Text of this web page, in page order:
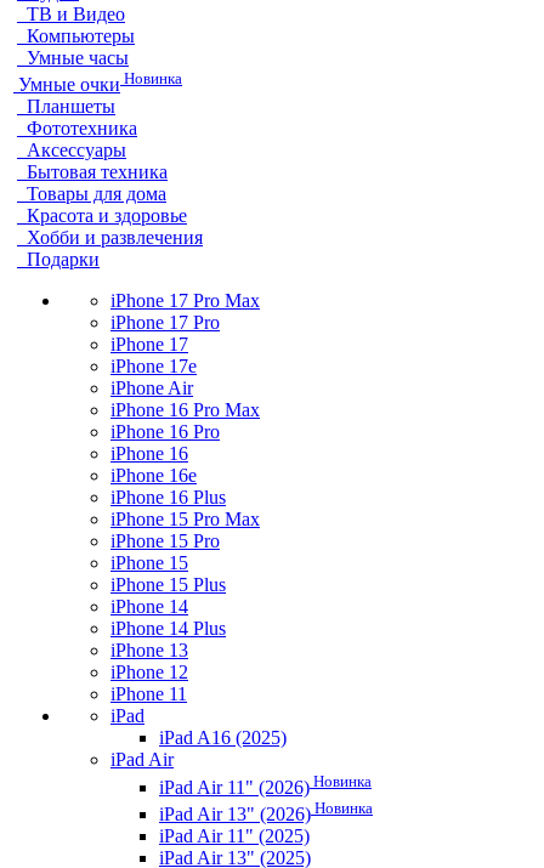
ТВ и Видео
Компьютеры
Умные часы
Умные очки Новинка
Планшеты
Фототехника
Аксессуары
Бытовая техника
Товары для дома
Красота и здоровье
Хобби и развлечения
Подарки
iPhone 17 Pro Max
iPhone 17 Pro
iPhone 17
iPhone 17e
iPhone Air
iPhone 16 Pro Max
iPhone 16 Pro
iPhone 16
iPhone 16e
iPhone 16 Plus
iPhone 15 Pro Max
iPhone 15 Pro
iPhone 15
iPhone 15 Plus
iPhone 14
iPhone 14 Plus
iPhone 13
iPhone 12
iPhone 11
iPad
iPad A16 (2025)
iPad Air
iPad Air 11" (2026) Новинка
iPad Air 13" (2026) Новинка
iPad Air 11" (2025)
iPad Air 13" (2025)